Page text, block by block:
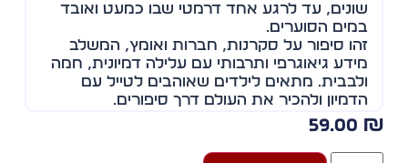
שונים, עד לרגע אחד דרמטי שבו כמעט ואובד
במים הסוערים…
זהו סיפור על סקרנות, חברות ואומץ, המשלב
מידע גיאוגרפי ותרבותי עם עלילה דמיונית, חמה
ולבבית. מתאים לילדים שאוהבים לטייל עם
הדמיון ולהכיר את העולם דרך סיפורים.
59.00